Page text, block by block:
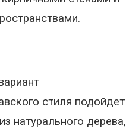
стиля подойдет
натурального дерева,